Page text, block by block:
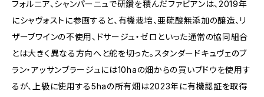
フォルニア、シャンパーニュで研鑽を積んだファビアンは、2019年
にシャヴォストに参画すると、有機栽培、亜硫酸無添加の醸造、リ
ザーブワインの不使用、ドサージュ・ゼロといった通常の協同組合
とは大きく異なる方向へと舵を切った。スタンダードキュヴェのブ
ラン・アッサンブラージュには10haの畑からの買いブドウを使用す
るが、上級に使用する5haの所有畑は2023年に有機認証を取得